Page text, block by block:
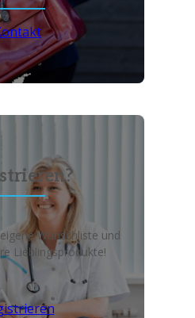
Wunschliste und
Lieblingsprodukte!